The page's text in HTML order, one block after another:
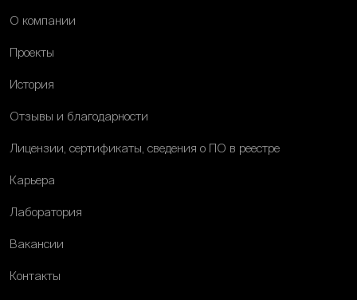
О компании
Проекты
История
Отзывы и благодарности
Лицензии, сертификаты, сведения о ПО в реестре
Карьера
Лаборатория
Вакансии
Контакты